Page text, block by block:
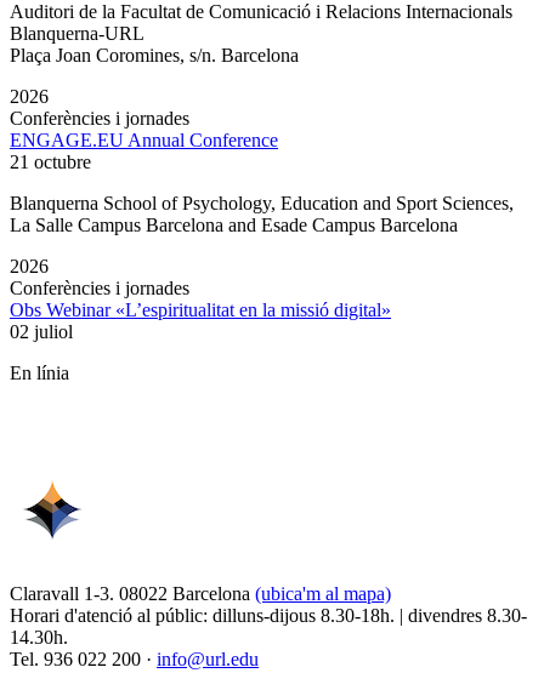
Auditori de la Facultat de Comunicació i Relacions Internacionals
Blanquerna-URL
Plaça Joan Coromines, s/n. Barcelona
2026
Conferències i jornades
ENGAGE.EU Annual Conference
21 octubre
Blanquerna School of Psychology, Education and Sport Sciences,
La Salle Campus Barcelona and Esade Campus Barcelona
2026
Conferències i jornades
Obs Webinar «L’espiritualitat en la missió digital»
02 juliol
En línia
Claravall 1-3. 08022 Barcelona (ubica'm al mapa)
Horari d'atenció al públic: dilluns-dijous 8.30-18h. | divendres 8.30-
14.30h.
Tel. 936 022 200 · info@url.edu